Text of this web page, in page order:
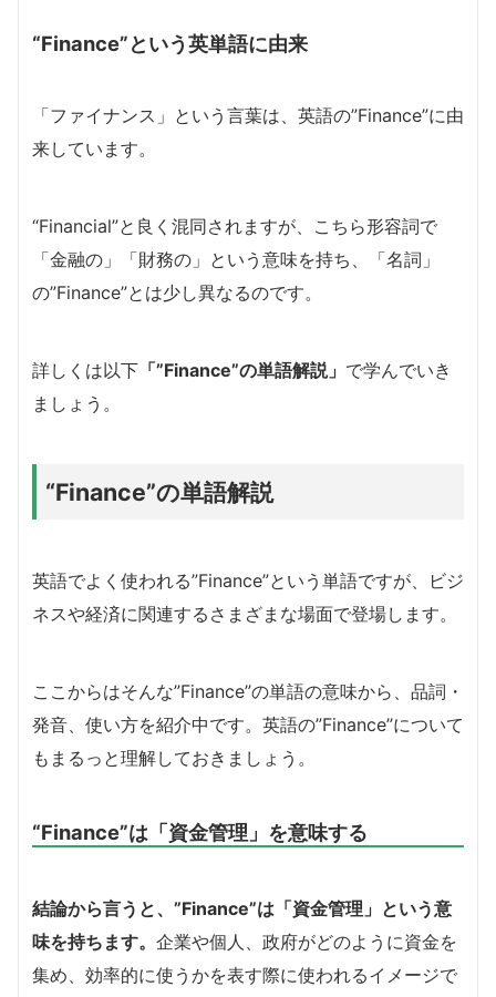
“Finance”という英単語に由来
「ファイナンス」という言葉は、英語の”Finance”に由
来しています。
“Financial”と良く混同されますが、こちら形容詞で
「金融の」「財務の」という意味を持ち、「名詞」
の”Finance”とは少し異なるのです。
詳しくは以下 「”Finance”の単語解説」 で学んでいき
ましょう。
“Finance”の単語解説
英語でよく使われる”Finance”という単語ですが、ビジ
ネスや経済に関連するさまざまな場面で登場します。
ここからはそんな”Finance”の単語の意味から、品詞・
発音、使い方を紹介中です。英語の”Finance”について
もまるっと理解しておきましょう。
“Finance”は「資金管理」を意味する
結論から言うと、”Finance”は「資金管理」という意
味を持ちます。 企業や個人、政府がどのように資金を
集め、効率的に使うかを表す際に使われるイメージで